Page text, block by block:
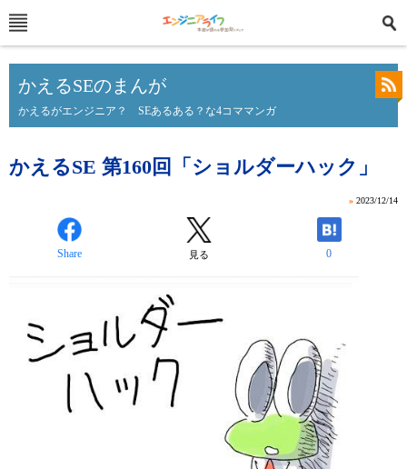
かえるSEのまんが
かえるがエンジニア？ SEあるある？な4コママンガ
かえるSE 第160回「ショルダーハック」
» 2023/12/14
Share 見る 0